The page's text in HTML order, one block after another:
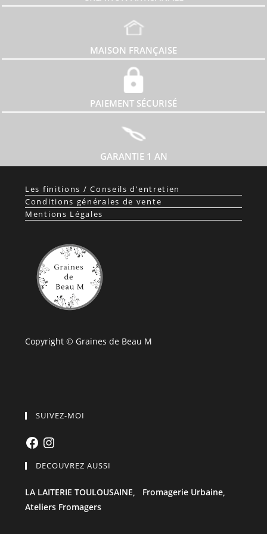
MAISON FRANÇAISE
PAIEMENT SÉCURISÉ
GARANTIE 1 AN
Les finitions / Conseils d’entretien
Conditions générales de vente
Mentions Légales
Copyright © Graines de Beau M
SUIVEZ-MOI
FacebookInstagram
DECOUVREZ AUSSI
LA LAITERIE TOULOUSAINE, Fromagerie Urbaine,
Ateliers Fromagers